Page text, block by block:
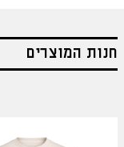
חנות המוצרים